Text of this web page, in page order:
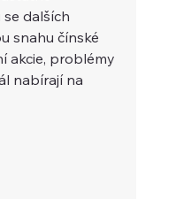
dalších
snahu čínské
akcie, problémy
nabírají na